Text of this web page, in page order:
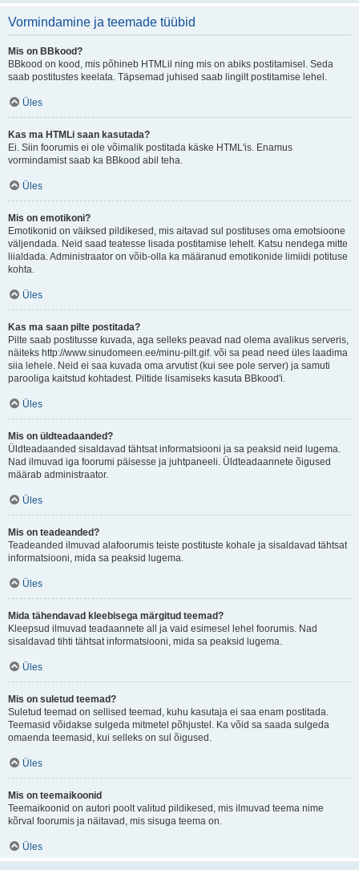
Vormindamine ja teemade tüübid
Mis on BBkood?
BBkood on kood, mis põhineb HTMLil ning mis on abiks postitamisel. Seda
saab postitustes keelata. Täpsemad juhised saab lingilt postitamise lehel.
Üles
Kas ma HTMLi saan kasutada?
Ei. Siin foorumis ei ole võimalik postitada käske HTML'is. Enamus
vormindamist saab ka BBkood abil teha.
Üles
Mis on emotikoni?
Emotikonid on väiksed pildikesed, mis aitavad sul postituses oma emotsioone
väljendada. Neid saad teatesse lisada postitamise lehelt. Katsu nendega mitte
liialdada. Administraator on võib-olla ka määranud emotikonide limiidi potituse
kohta.
Üles
Kas ma saan pilte postitada?
Pilte saab postitusse kuvada, aga selleks peavad nad olema avalikus serveris,
näiteks http://www.sinudomeen.ee/minu-pilt.gif. või sa pead need üles laadima
siia lehele. Neid ei saa kuvada oma arvutist (kui see pole server) ja samuti
parooliga kaitstud kohtadest. Piltide lisamiseks kasuta BBkood'i.
Üles
Mis on üldteadaanded?
Üldteadaanded sisaldavad tähtsat informatsiooni ja sa peaksid neid lugema.
Nad ilmuvad iga foorumi päisesse ja juhtpaneeli. Üldteadaannete õigused
määrab administraator.
Üles
Mis on teadeanded?
Teadeanded ilmuvad alafoorumis teiste postituste kohale ja sisaldavad tähtsat
informatsiooni, mida sa peaksid lugema.
Üles
Mida tähendavad kleebisega märgitud teemad?
Kleepsud ilmuvad teadaannete all ja vaid esimesel lehel foorumis. Nad
sisaldavad tihti tähtsat informatsiooni, mida sa peaksid lugema.
Üles
Mis on suletud teemad?
Suletud teemad on sellised teemad, kuhu kasutaja ei saa enam postitada.
Teemasid võidakse sulgeda mitmetel põhjustel. Ka võid sa saada sulgeda
omaenda teemasid, kui selleks on sul õigused.
Üles
Mis on teemaikoonid
Teemaikoonid on autori poolt valitud pildikesed, mis ilmuvad teema nime
kõrval foorumis ja näitavad, mis sisuga teema on.
Üles